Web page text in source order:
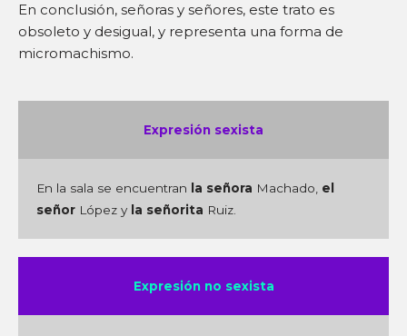
En conclusión, señoras y señores, este trato es
obsoleto y desigual, y representa una forma de
micromachismo.
Expresión sexista
En la sala se encuentran la señora Machado, el
señor López y la señorita Ruiz.
Expresión no sexista